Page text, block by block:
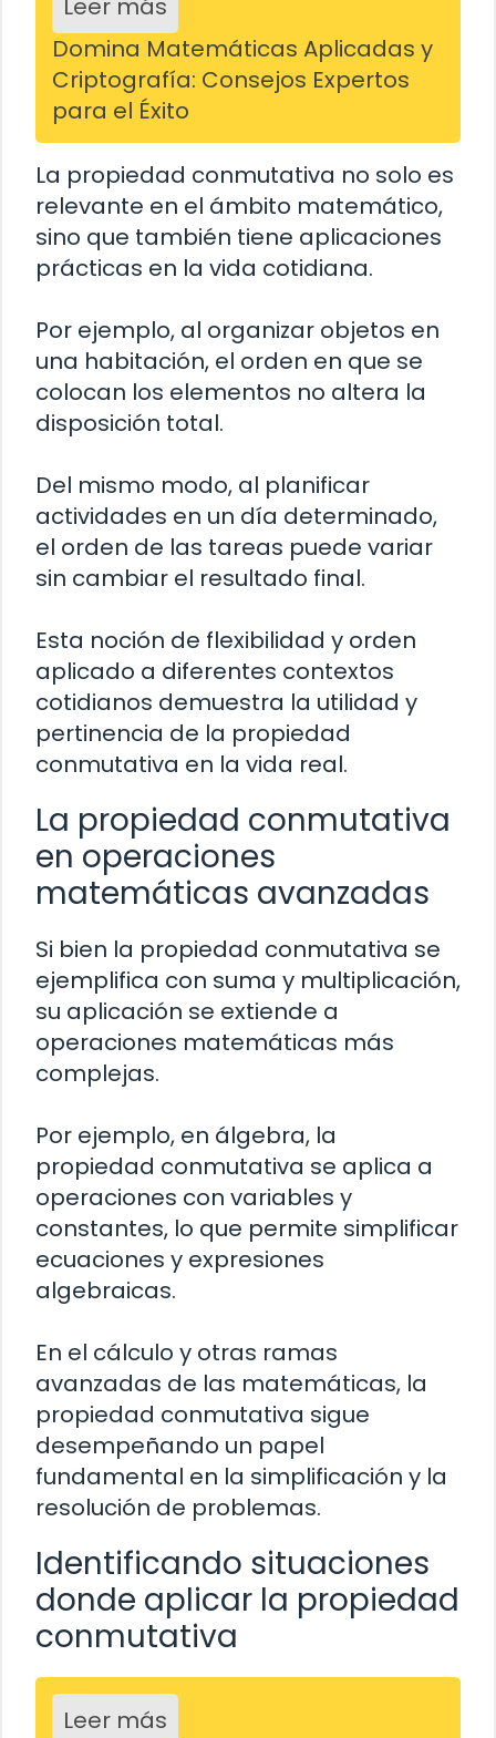
Leer más
Domina Matemáticas Aplicadas y
Criptografía: Consejos Expertos
para el Éxito
La propiedad conmutativa no solo es
relevante en el ámbito matemático,
sino que también tiene aplicaciones
prácticas en la vida cotidiana.
Por ejemplo, al organizar objetos en
una habitación, el orden en que se
colocan los elementos no altera la
disposición total.
Del mismo modo, al planificar
actividades en un día determinado,
el orden de las tareas puede variar
sin cambiar el resultado final.
Esta noción de flexibilidad y orden
aplicado a diferentes contextos
cotidianos demuestra la utilidad y
pertinencia de la propiedad
conmutativa en la vida real.
La propiedad conmutativa
en operaciones
matemáticas avanzadas
Si bien la propiedad conmutativa se
ejemplifica con suma y multiplicación,
su aplicación se extiende a
operaciones matemáticas más
complejas.
Por ejemplo, en álgebra, la
propiedad conmutativa se aplica a
operaciones con variables y
constantes, lo que permite simplificar
ecuaciones y expresiones
algebraicas.
En el cálculo y otras ramas
avanzadas de las matemáticas, la
propiedad conmutativa sigue
desempeñando un papel
fundamental en la simplificación y la
resolución de problemas.
Identificando situaciones
donde aplicar la propiedad
conmutativa
Leer más